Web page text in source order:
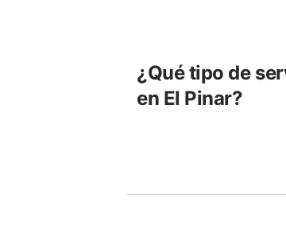
¿Qué tipo de
en El Pinar?